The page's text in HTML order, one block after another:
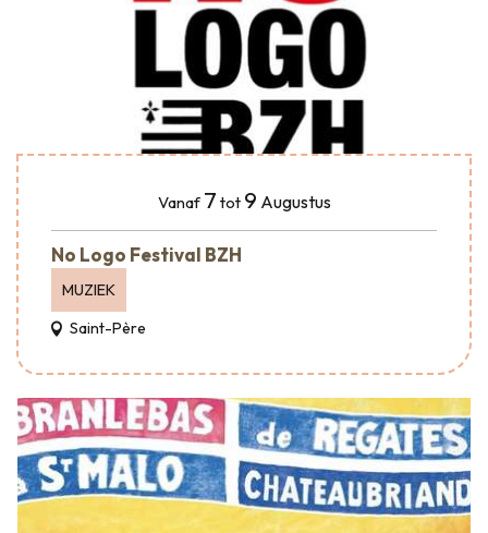
Vanaf 7 tot 9 Augustus
No Logo Festival BZH
MUZIEK
Saint-Père